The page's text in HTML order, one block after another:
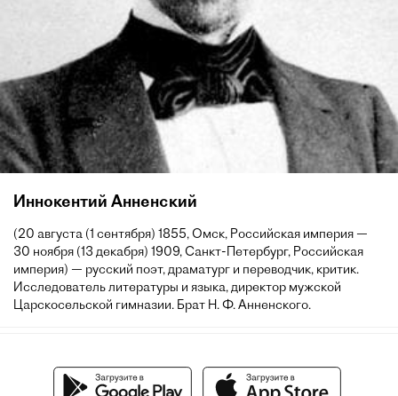
Иннокентий Анненский
(20 августа (1 сентября) 1855, Омск, Российская империя —
30 ноября (13 декабря) 1909, Санкт-Петербург, Российская
империя) — русский поэт, драматург и переводчик, критик.
Исследователь литературы и языка, директор мужской
Царскосельской гимназии. Брат Н. Ф. Анненского.